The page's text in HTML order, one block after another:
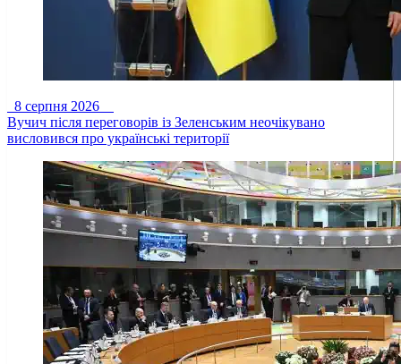
8 серпня 2026
Вучич після переговорів із Зеленським неочікувано
висловився про українські території